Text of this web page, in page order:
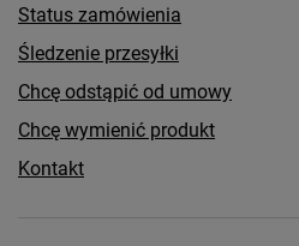
Status zamówienia
Śledzenie przesyłki
Chcę odstąpić od umowy
Chcę wymienić produkt
Kontakt